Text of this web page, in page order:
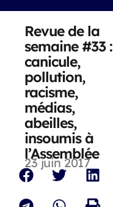
Revue de la
semaine #33 :
canicule,
pollution,
racisme,
médias,
abeilles,
insoumis à
l’Assemblée
23 juin 2017